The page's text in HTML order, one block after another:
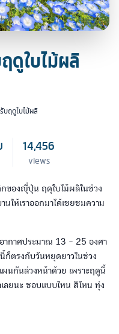
ดูใบไม้ผลิ
บฤดูใบไม้ผลิ
14,456
views
กของญุี่ปุ่น ฤดุใบไม้ผลิในช่วง
ให้เราออกมาได้เชยชมความ
ากาศประมาณ 13 - 25 องศา
ตรงกับวันหยุดยาวในช่วง
นกันล่วงหน้าด้วย เพราะฤดูนี้
ลยนะ ชอบแบบไหน สีไหน ทุ่ง